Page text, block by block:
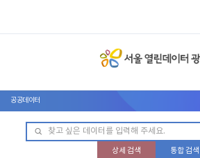
공공데이터
상세 검색
통합 검색